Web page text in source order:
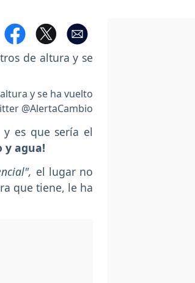
y se ha vuelto
@AlertaCambio
es que sería el
y agua!
el lugar no
que tiene, le ha